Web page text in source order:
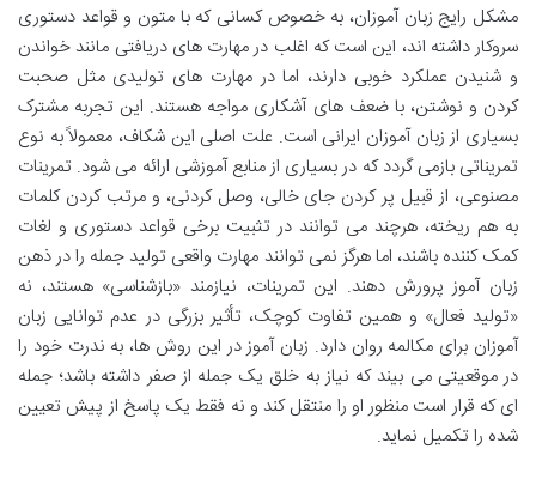
مشکل رایج زبان آموزان، به خصوص کسانی که با متون و قواعد دستوری
سروکار داشته اند، این است که اغلب در مهارت های دریافتی مانند خواندن
و شنیدن عملکرد خوبی دارند، اما در مهارت های تولیدی مثل صحبت
کردن و نوشتن، با ضعف های آشکاری مواجه هستند. این تجربه مشترک
بسیاری از زبان آموزان ایرانی است. علت اصلی این شکاف، معمولاً به نوع
تمریناتی بازمی گردد که در بسیاری از منابع آموزشی ارائه می شود. تمرینات
مصنوعی، از قبیل پر کردن جای خالی، وصل کردنی، و مرتب کردن کلمات
به هم ریخته، هرچند می توانند در تثبیت برخی قواعد دستوری و لغات
کمک کننده باشند، اما هرگز نمی توانند مهارت واقعی تولید جمله را در ذهن
زبان آموز پرورش دهند. این تمرینات، نیازمند «بازشناسی» هستند، نه
«تولید فعال» و همین تفاوت کوچک، تأثیر بزرگی در عدم توانایی زبان
آموزان برای مکالمه روان دارد. زبان آموز در این روش ها، به ندرت خود را
در موقعیتی می بیند که نیاز به خلق یک جمله از صفر داشته باشد؛ جمله
ای که قرار است منظور او را منتقل کند و نه فقط یک پاسخ از پیش تعیین
شده را تکمیل نماید.